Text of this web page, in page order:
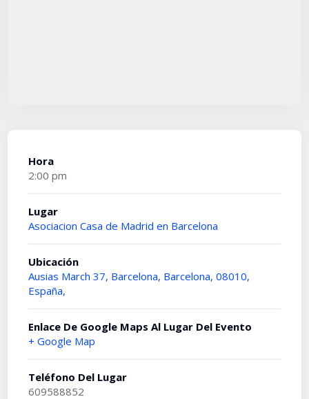
Hora
2:00 pm
Lugar
Asociacion Casa de Madrid en Barcelona
Ubicación
Ausias March 37, Barcelona, Barcelona, 08010,
España,
Enlace De Google Maps Al Lugar Del Evento
+ Google Map
Teléfono Del Lugar
609588852